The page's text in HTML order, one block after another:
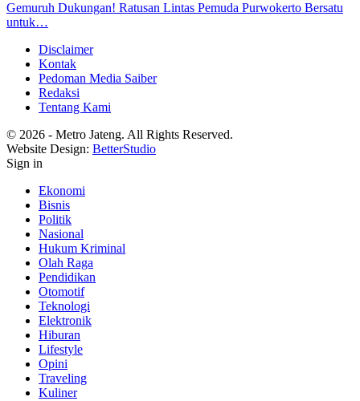
Gemuruh Dukungan! Ratusan Lintas Pemuda Purwokerto Bersatu
untuk…
Disclaimer
Kontak
Pedoman Media Saiber
Redaksi
Tentang Kami
© 2026 - Metro Jateng. All Rights Reserved.
Website Design: BetterStudio
Sign in
Ekonomi
Bisnis
Politik
Nasional
Hukum Kriminal
Olah Raga
Pendidikan
Otomotif
Teknologi
Elektronik
Hiburan
Lifestyle
Opini
Traveling
Kuliner